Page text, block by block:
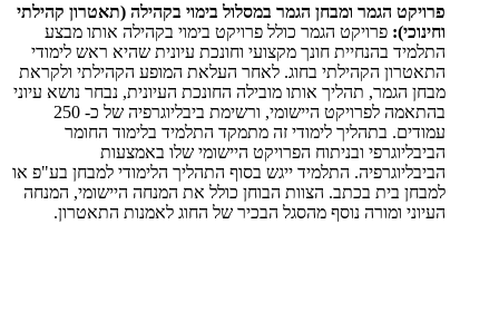
פרויקט הגמר ומבחן הגמר במסלול בימוי בקהילה (תאטרון קהילתי
וחינוכי): פרויקט הגמר כולל פרויקט בימוי בקהילה אותו מבצע
התלמיד בהנחיית חונך מקצועי וחונכת עיונית שהיא ראש לימודי
התאטרון הקהילתי בחוג. לאחר העלאת המופע הקהילתי ולקראת
מבחן הגמר, תהליך אותו מובילה החונכת העיונית, נבחר נושא עיוני
בהתאמה לפרויקט היישומי, ורשימת ביבליוגרפיה של כ- 250
עמודים. בתהליך לימודי זה מתמקד התלמיד בלימוד החומר
הביבליוגרפי ובניתוח הפרויקט היישומי שלו באמצעות
הביבליוגרפיה. התלמיד ייגש בסוף התהליך הלימודי למבחן בע"פ או
למבחן בית בכתב. הצוות הבוחן כולל את המנחה היישומי, המנחה
העיוני ומורה נוסף מהסגל הבכיר של החוג לאמנות התאטרון.